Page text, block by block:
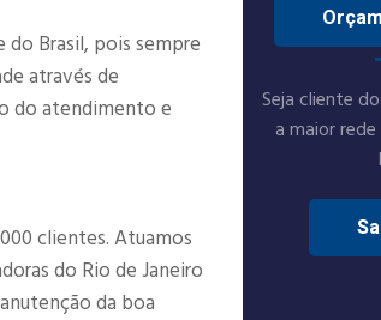
do Brasil, pois sempre
através de
do atendimento e
clientes. Atuamos
do Rio de Janeiro
da boa
Seja cliente
a maior